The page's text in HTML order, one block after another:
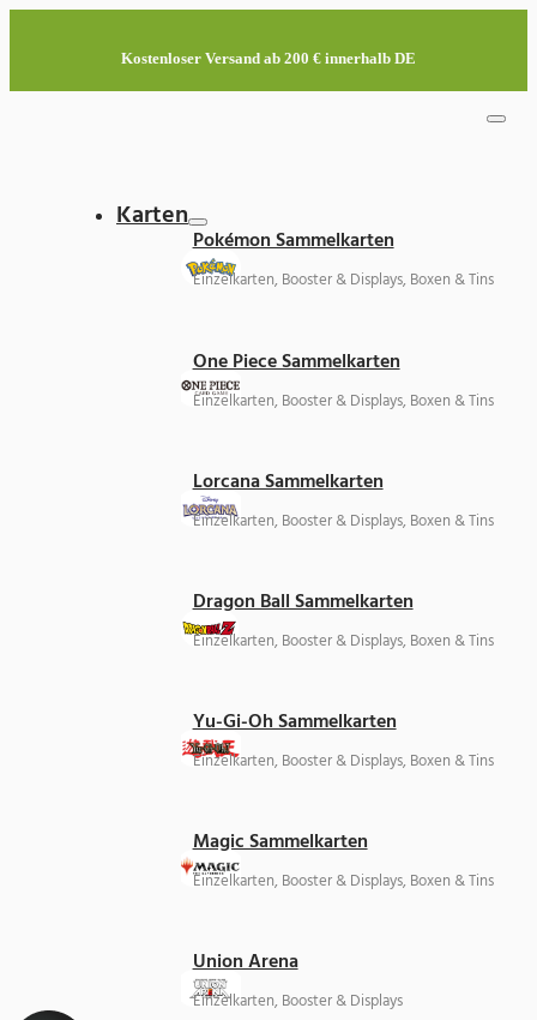
Kostenloser Versand ab 200 € innerhalb DE
Karten
Pokémon Sammelkarten
Einzelkarten, Booster & Displays, Boxen & Tins
One Piece Sammelkarten
Einzelkarten, Booster & Displays, Boxen & Tins
Lorcana Sammelkarten
Einzelkarten, Booster & Displays, Boxen & Tins
Dragon Ball Sammelkarten
Einzelkarten, Booster & Displays, Boxen & Tins
Yu-Gi-Oh Sammelkarten
Einzelkarten, Booster & Displays, Boxen & Tins
Magic Sammelkarten
Einzelkarten, Booster & Displays, Boxen & Tins
Union Arena
Einzelkarten, Booster & Displays